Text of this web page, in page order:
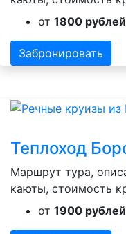
от 1800 рублей
Забронировать
Теплоход
Маршрут тура,
каюты, стоимость
от 1900 рублей